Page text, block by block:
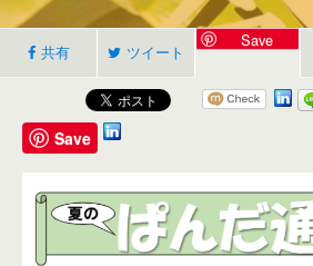
共有 ツイート
Save
Save